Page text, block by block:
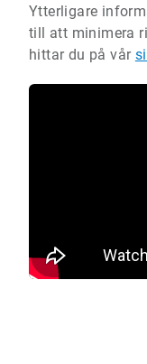
Ytterligare
till att minimera
hittar du på vår